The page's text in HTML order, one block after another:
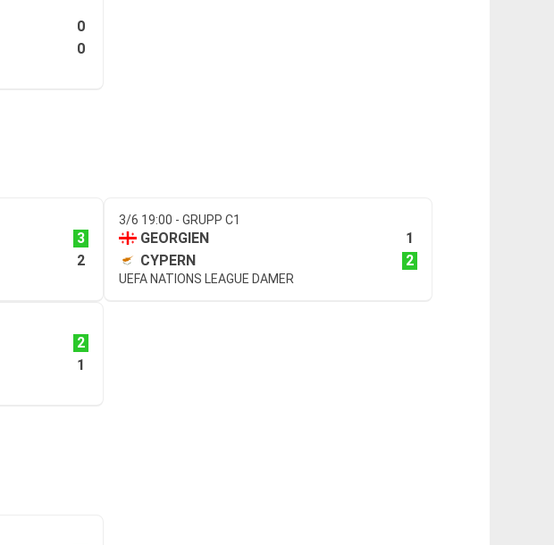
0
0
3
2
3/6 19:00 - GRUPP C1
GEORGIEN
1
CYPERN
2
UEFA NATIONS LEAGUE DAMER
2
1